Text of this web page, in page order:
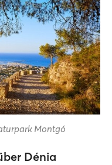
Montgó
Dénia